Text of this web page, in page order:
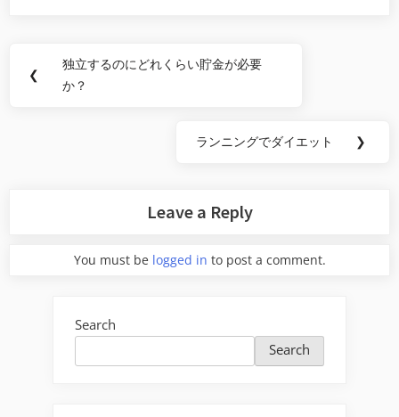
navigation
❮
Previous
Post:
独立するのにどれくらい貯金が必要
か？
Next
ランニングでダイエット ❯
Leave a Reply
You must be logged in to post a comment.
Search
Search